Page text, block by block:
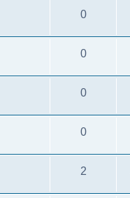
0
0
0
0
2